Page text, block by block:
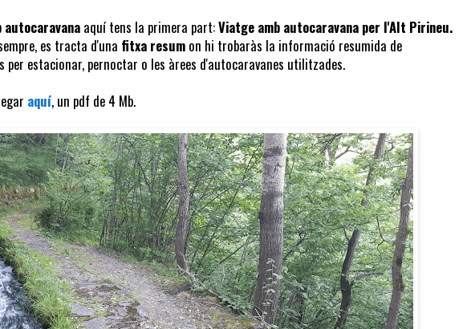
autocaravanaaquí tens la primera part:Viatge amb autocaravana per l'Alt Pirineu.
es tracta d'una fitxa resum on hi trobaràs la informació resumida de
per estacionar, pernoctar o les àrees d'autocaravanes utilitzades.
aquí, un pdf de 4 Mb.